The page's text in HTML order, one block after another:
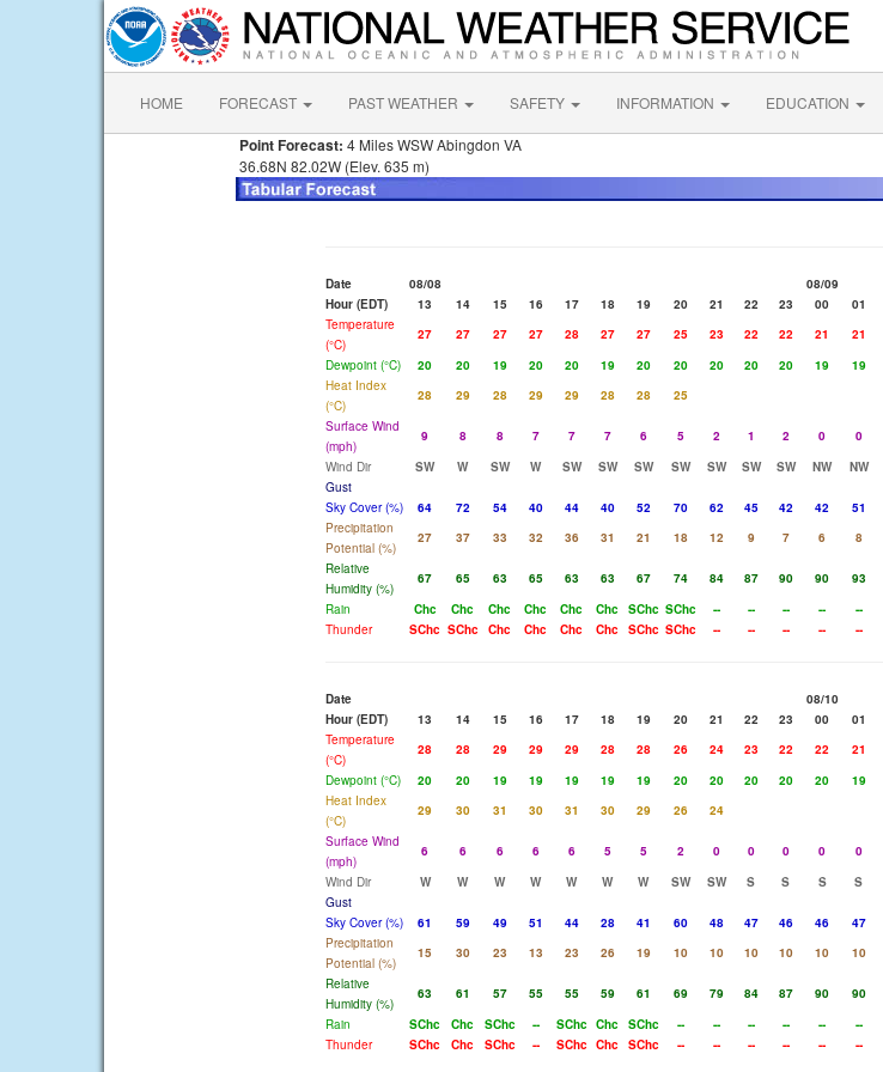
HOME FORECAST PAST WEATHER SAFETY INFORMATION EDUCATION
Point Forecast: 4 Miles WSW Abingdon VA
36.68N 82.02W (Elev. 635 m)
Date 08/08
08/09
Hour (EDT)
13 14 15 16 17 18 19 20 21 22 23 00 01
Temperature
(°C)
27 27 27 27 28 27 27 25 23 22 22 21 21
Dewpoint (°C)
20 20 19 20 20 19 20 20 20 20 20 19 19
Heat Index
(°C)
28 29 28 29 29 28 28 25
Surface Wind
(mph)
9 8 8 7 7 7 6 5 2 1 2 0 0
Wind Dir
SW W SW W SW SW SW SW SW SW SW NW NW
Gust
Sky Cover (%)
64 72 54 40 44 40 52 70 62 45 42 42 51
Precipitation
Potential (%)
27 37 33 32 36 31 21 18 12 9 7 6 8
Relative
Humidity (%)
67 65 63 65 63 63 67 74 84 87 90 90 93
Rain
Chc Chc Chc Chc Chc Chc SChc SChc -- -- -- -- --
Thunder
SChc SChc Chc Chc Chc Chc SChc SChc -- -- -- -- --
Date
08/10
Hour (EDT)
13 14 15 16 17 18 19 20 21 22 23 00 01
Temperature
(°C)
28 28 29 29 29 28 28 26 24 23 22 22 21
Dewpoint (°C)
20 20 19 19 19 19 19 20 20 20 20 20 19
Heat Index
(°C)
29 30 31 30 31 30 29 26 24
Surface Wind
(mph)
6 6 6 6 6 5 5 2 0 0 0 0 0
Wind Dir
W W W W W W W SW SW S S S S
Gust
Sky Cover (%)
61 59 49 51 44 28 41 60 48 47 46 46 47
Precipitation
Potential (%)
15 30 23 13 23 26 19 10 10 10 10 10 10
Relative
Humidity (%)
63 61 57 55 55 59 61 69 79 84 87 90 90
Rain
SChc Chc SChc -- SChc Chc SChc -- -- -- -- -- --
Thunder
SChc Chc SChc -- SChc Chc SChc -- -- -- -- -- --